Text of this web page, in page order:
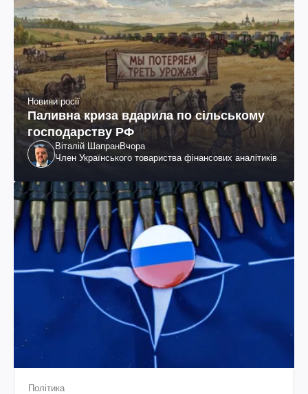
Новини росії
Паливна криза вдарила по сільському
господарству РФ
Віталій ШапранВчора
Член Українського товариства фінансових аналітиків
Політика